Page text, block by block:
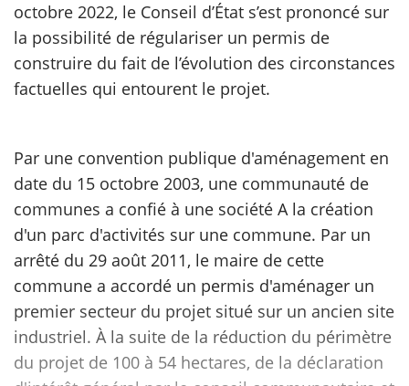
octobre 2022, le Conseil d’État s’est prononcé sur
la possibilité de régulariser un permis de
construire du fait de l’évolution des circonstances
factuelles qui entourent le projet.
Par une convention publique d'aménagement en
date du 15 octobre 2003, une communauté de
communes a confié à une société A la création
d'un parc d'activités sur une commune. Par un
arrêté du 29 août 2011, le maire de cette
commune a accordé un permis d'aménager un
premier secteur du projet situé sur un ancien site
industriel. À la suite de la réduction du périmètre
du projet de 100 à 54 hectares, de la déclaration